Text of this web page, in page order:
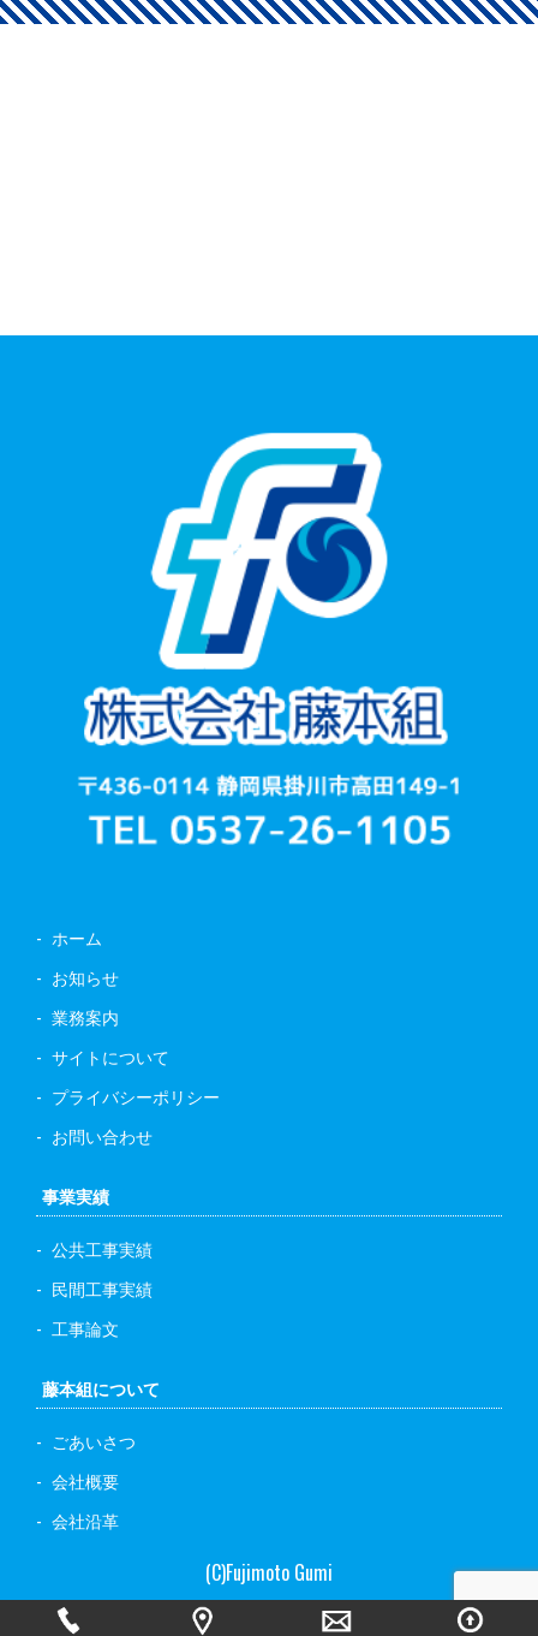
ホーム
お知らせ
業務案内
サイトについて
プライバシーポリシー
お問い合わせ
事業実績
公共工事実績
民間工事実績
工事論文
藤本組について
ごあいさつ
会社概要
会社沿革
(C)Fujimoto Gumi